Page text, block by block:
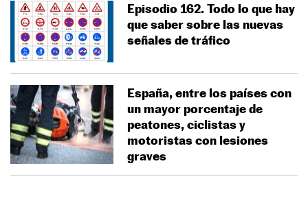
Episodio 162. Todo lo que hay
que saber sobre las nuevas
señales de tráfico
España, entre los países con
un mayor porcentaje de
peatones, ciclistas y
motoristas con lesiones
graves